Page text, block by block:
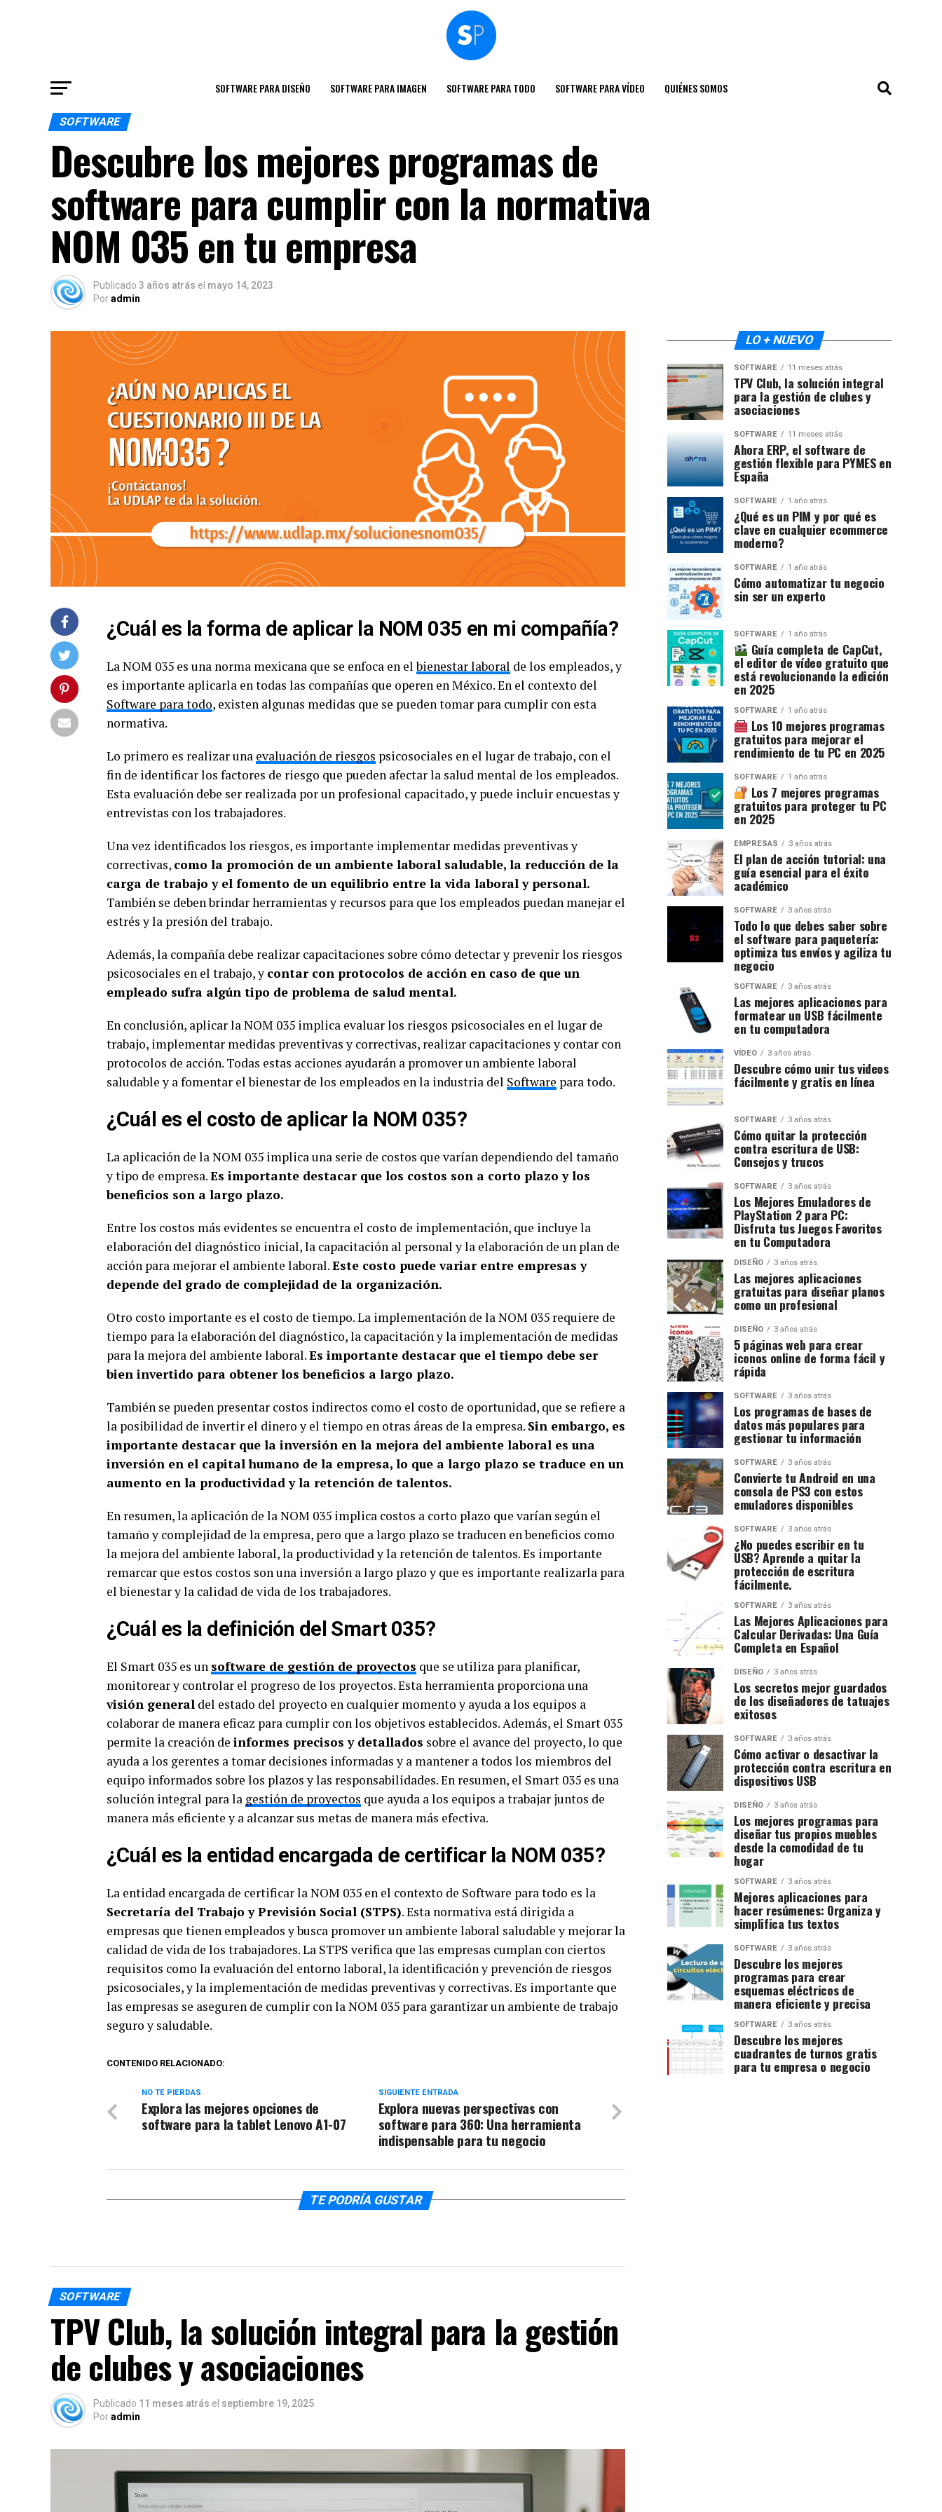
SOFTWARE PARA DISEÑO SOFTWARE PARA IMAGEN SOFTWARE PARA TODO SOFTWARE PARA VÍDEO QUIÉNES SOMOS
SOFTWARE
Descubre los mejores programas de
software para cumplir con la normativa
NOM 035 en tu empresa
Publicado 3 años atrás el mayo 14, 2023
Poradmin
¿Cuál es la forma de aplicar la NOM 035 en mi compañía?
La NOM 035 es una norma mexicana que se enfoca en elbienestar laboral de los empleados, y
es importante aplicarla en todas las compañías que operen en México. En el contexto del
Software para todo, existen algunas medidas que se pueden tomar para cumplir con esta
normativa.
Lo primero es realizar una evaluación de riesgos psicosociales en el lugar de trabajo, con el
fin de identificar los factores de riesgo que pueden afectar la salud mental de los empleados.
Esta evaluación debe ser realizada por un profesional capacitado, y puede incluir encuestas y
entrevistas con los trabajadores.
Una vez identificados los riesgos, es importante implementar medidas preventivas y
correctivas, como la promoción de un ambiente laboral saludable, la reducción de la
carga de trabajo y el fomento de un equilibrio entre la vida laboral y personal.
También se deben brindar herramientas y recursos para que los empleados puedan manejar el
estrés y la presión del trabajo.
Además, la compañía debe realizar capacitaciones sobre cómo detectar y prevenir los riesgos
psicosociales en el trabajo, y contar con protocolos de acción en caso de que un
empleado sufra algún tipo de problema de salud mental.
En conclusión, aplicar la NOM 035 implica evaluar los riesgos psicosociales en el lugar de
trabajo, implementar medidas preventivas y correctivas, realizar capacitaciones y contar con
protocolos de acción. Todas estas acciones ayudarán a promover un ambiente laboral
saludable y a fomentar el bienestar de los empleados en la industria del Software para todo.
¿Cuál es el costo de aplicar la NOM 035?
La aplicación de la NOM 035 implica una serie de costos que varían dependiendo del tamaño
y tipo de empresa.Es importante destacar que los costos son a corto plazo y los
beneficios son a largo plazo.
Entre los costos más evidentes se encuentra el costo de implementación, que incluye la
elaboración del diagnóstico inicial, la capacitación al personal y la elaboración de un plan de
acción para mejorar el ambiente laboral.Este costo puede variar entre empresas y
depende del grado de complejidad de la organización.
Otro costo importante es el costo de tiempo. La implementación de la NOM 035 requiere de
tiempo para la elaboración del diagnóstico, la capacitación y la implementación de medidas
para la mejora del ambiente laboral.Es importante destacar que el tiempo debe ser
bien invertido para obtener los beneficios a largo plazo.
También se pueden presentar costos indirectos como el costo de oportunidad, que se refiere a
la posibilidad de invertir el dinero y el tiempo en otras áreas de la empresa. Sin embargo, es
importante destacar que la inversión en la mejora del ambiente laboral es una
inversión en el capital humano de la empresa, lo que a largo plazo se traduce en un
aumento en la productividad y la retención de talentos.
En resumen, la aplicación de la NOM 035 implica costos a corto plazo que varían según el
tamaño y complejidad de la empresa, pero que a largo plazo se traducen en beneficios como
la mejora del ambiente laboral, la productividad y la retención de talentos. Es importante
remarcar que estos costos son una inversión a largo plazo y que es importante realizarla para
el bienestar y la calidad de vida de los trabajadores.
¿Cuál es la definición del Smart 035?
El Smart 035 es un software de gestión de proyectos que se utiliza para planificar,
monitorear y controlar el progreso de los proyectos. Esta herramienta proporciona una
visión general del estado del proyecto en cualquier momento y ayuda a los equipos a
colaborar de manera eficaz para cumplir con los objetivos establecidos. Además, el Smart 035
permite la creación de informes precisos y detallados sobre el avance del proyecto, lo que
ayuda a los gerentes a tomar decisiones informadas y a mantener a todos los miembros del
equipo informados sobre los plazos y las responsabilidades. En resumen, el Smart 035 es una
solución integral para la gestión de proyectos que ayuda a los equipos a trabajar juntos de
manera más eficiente y a alcanzar sus metas de manera más efectiva.
¿Cuál es la entidad encargada de certificar la NOM 035?
La entidad encargada de certificar la NOM 035 en el contexto de Software para todo es la
Secretaría del Trabajo y Previsión Social (STPS). Esta normativa está dirigida a
empresas que tienen empleados y busca promover un ambiente laboral saludable y mejorar la
calidad de vida de los trabajadores. La STPS verifica que las empresas cumplan con ciertos
requisitos como la evaluación del entorno laboral, la identificación y prevención de riesgos
psicosociales, y la implementación de medidas preventivas y correctivas. Es importante que
las empresas se aseguren de cumplir con la NOM 035 para garantizar un ambiente de trabajo
seguro y saludable.
CONTENIDO RELACIONADO:
SIGUIENTE ENTRADA
Explora nuevas perspectivas con
software para 360: Una herramienta
indispensable para tu negocio
NO TE PIERDAS
Explora las mejores opciones de
software para la tablet Lenovo A1-07
TE PODRÍA GUSTAR
SOFTWARE
TPV Club, la solución integral para la gestión
de clubes y asociaciones
Publicado 11 meses atrás el septiembre 19, 2025
Poradmin
LO + NUEVO
SOFTWARE 11 meses atrás
TPV Club, la solución integral
para la gestión de clubes y
asociaciones
SOFTWARE 11 meses atrás
Ahora ERP, el software de
gestión flexible para PYMES en
España
SOFTWARE 1 año atrás
¿Qué es un PIM y por qué es
clave en cualquier ecommerce
moderno?
SOFTWARE 1 año atrás
Cómo automatizar tu negocio
sin ser un experto
SOFTWARE 1 año atrás
Guía completa de CapCut,
el editor de vídeo gratuito que
está revolucionando la edición
en 2025
SOFTWARE 1 año atrás
Los 10 mejores programas
gratuitos para mejorar el
rendimiento de tu PC en 2025
SOFTWARE 1 año atrás
Los 7 mejores programas
gratuitos para proteger tu PC
en 2025
EMPRESAS 3 años atrás
El plan de acción tutorial: una
guía esencial para el éxito
académico
SOFTWARE 3 años atrás
Todo lo que debes saber sobre
el software para paquetería:
optimiza tus envíos y agiliza tu
negocio
SOFTWARE 3 años atrás
Las mejores aplicaciones para
formatear un USB fácilmente
en tu computadora
VÍDEO 3 años atrás
Descubre cómo unir tus videos
fácilmente y gratis en línea
SOFTWARE 3 años atrás
Cómo quitar la protección
contra escritura de USB:
Consejos y trucos
SOFTWARE 3 años atrás
Los Mejores Emuladores de
PlayStation 2 para PC:
Disfruta tus Juegos Favoritos
en tu Computadora
DISEÑO 3 años atrás
Las mejores aplicaciones
gratuitas para diseñar planos
como un profesional
DISEÑO 3 años atrás
5 páginas web para crear
iconos online de forma fácil y
rápida
SOFTWARE 3 años atrás
Los programas de bases de
datos más populares para
gestionar tu información
SOFTWARE 3 años atrás
Convierte tu Android en una
consola de PS3 con estos
emuladores disponibles
SOFTWARE 3 años atrás
¿No puedes escribir en tu
USB? Aprende a quitar la
protección de escritura
fácilmente.
SOFTWARE 3 años atrás
Las Mejores Aplicaciones para
Calcular Derivadas: Una Guía
Completa en Español
DISEÑO 3 años atrás
Los secretos mejor guardados
de los diseñadores de tatuajes
exitosos
SOFTWARE 3 años atrás
Cómo activar o desactivar la
protección contra escritura en
dispositivos USB
DISEÑO 3 años atrás
Los mejores programas para
diseñar tus propios muebles
desde la comodidad de tu
hogar
SOFTWARE 3 años atrás
Mejores aplicaciones para
hacer resúmenes: Organiza y
simplifica tus textos
SOFTWARE 3 años atrás
Descubre los mejores
programas para crear
esquemas eléctricos de
manera eficiente y precisa
SOFTWARE 3 años atrás
Descubre los mejores
cuadrantes de turnos gratis
para tu empresa o negocio